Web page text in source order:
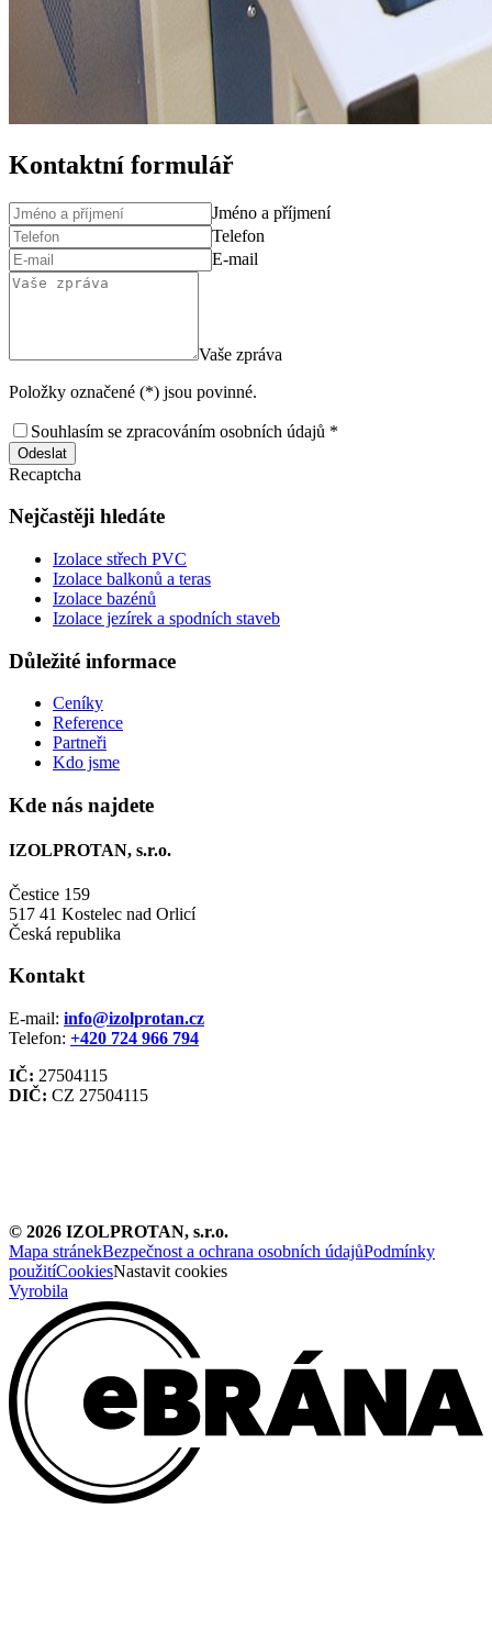
Kontaktní formulář
Jméno a příjmení
Telefon
E-mail
Vaše zpráva
Položky označené (*) jsou povinné.
Souhlasím se zpracováním osobních údajů *
Odeslat
Recaptcha
Nejčastěji hledáte
Izolace střech PVC
Izolace balkonů a teras
Izolace bazénů
Izolace jezírek a spodních staveb
Důležité informace
Ceníky
Reference
Partneři
Kdo jsme
Kde nás najdete
IZOLPROTAN, s.r.o.
Čestice 159
517 41 Kostelec nad Orlicí
Česká republika
Kontakt
E-mail: info@izolprotan.cz
Telefon: +420 724 966 794
IČ: 27504115
DIČ: CZ 27504115
© 2026 IZOLPROTAN, s.r.o.
Mapa stránekBezpečnost a ochrana osobních údajůPodmínky
použitíCookiesNastavit cookies
Vyrobila